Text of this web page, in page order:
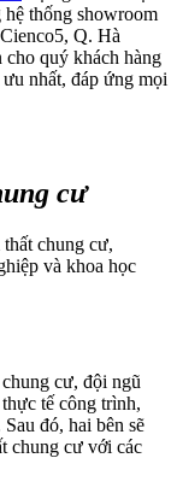
thống showroom
Q. Hà
quý khách hàng
nhất, đáp ứng mọi
cư
chung cư,
và khoa học
cư, đội ngũ
tế công trình,
đó, hai bên sẽ
chung cư với các